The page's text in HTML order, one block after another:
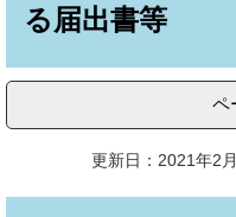
る届出書等
ペ
更新日：2021年2